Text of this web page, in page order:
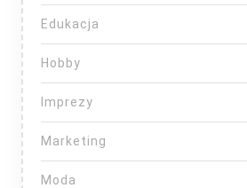
Edukacja
Hobby
Imprezy
Marketing
Moda